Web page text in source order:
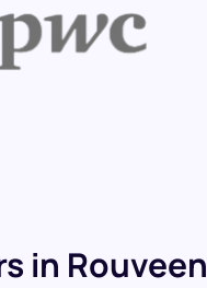
in Rouveen